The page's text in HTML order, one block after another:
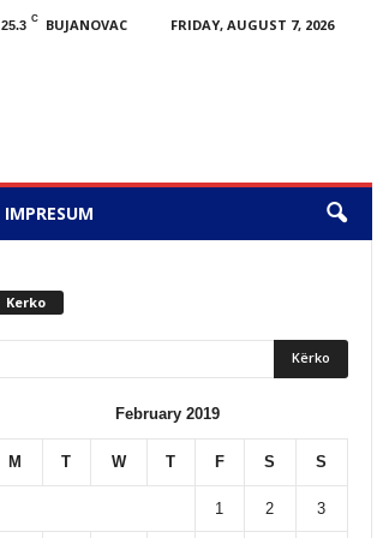
25.3 C BUJANOVAC
FRIDAY, AUGUST 7, 2026
IMPRESUM
Kerko
February 2019
M T W T F S S
1 2 3